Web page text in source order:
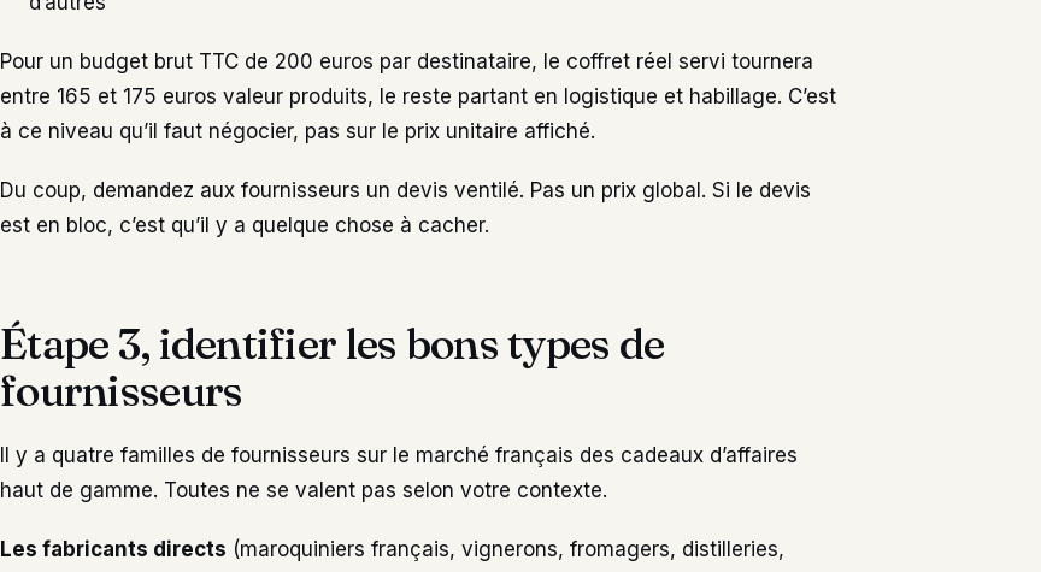
Pour un budget brut TTC de 200 euros par destinataire, le coffret réel servi tournera
entre 165 et 175 euros valeur produits, le reste partant en logistique et habillage. C’est
à ce niveau qu’il faut négocier, pas sur le prix unitaire affiché.
Du coup, demandez aux fournisseurs un devis ventilé. Pas un prix global. Si le devis
est en bloc, c’est qu’il y a quelque chose à cacher.
Étape 3, identifier les bons types de
fournisseurs
Il y a quatre familles de fournisseurs sur le marché français des cadeaux d’affaires
haut de gamme. Toutes ne se valent pas selon votre contexte.
Les fabricants directs (maroquiniers français, vignerons, fromagers, distilleries,